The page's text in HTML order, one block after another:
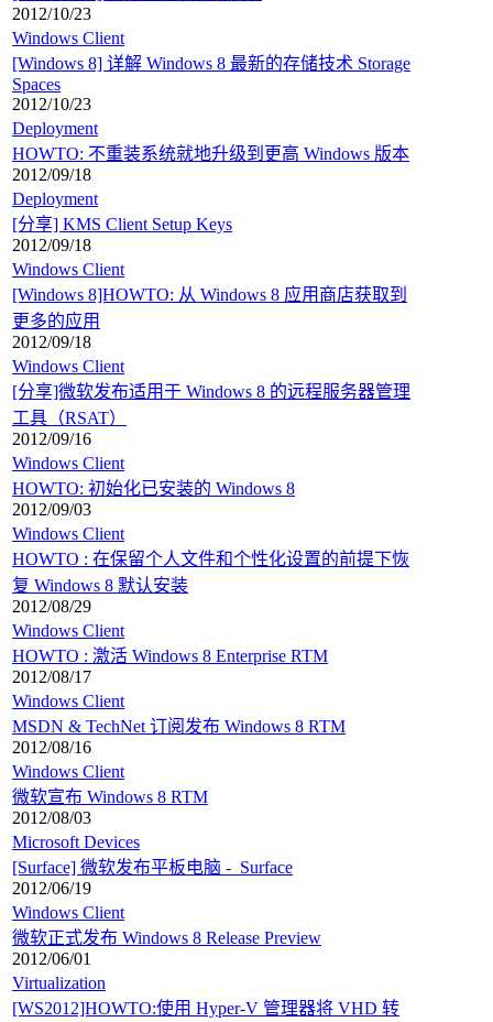
2012/10/23
Windows Client
[Windows 8] 详解 Windows 8 最新的存储技术 Storage
Spaces
2012/10/23
Deployment
HOWTO: 不重装系统就地升级到更高 Windows 版本
2012/09/18
Deployment
[分享] KMS Client Setup Keys
2012/09/18
Windows Client
[Windows 8]HOWTO: 从 Windows 8 应用商店获取到
更多的应用
2012/09/18
Windows Client
[分享]微软发布适用于 Windows 8 的远程服务器管理
工具（RSAT）
2012/09/16
Windows Client
HOWTO: 初始化已安装的 Windows 8
2012/09/03
Windows Client
HOWTO : 在保留个人文件和个性化设置的前提下恢
复 Windows 8 默认安装
2012/08/29
Windows Client
HOWTO : 激活 Windows 8 Enterprise RTM
2012/08/17
Windows Client
MSDN & TechNet 订阅发布 Windows 8 RTM
2012/08/16
Windows Client
微软宣布 Windows 8 RTM
2012/08/03
Microsoft Devices
[Surface] 微软发布平板电脑 - Surface
2012/06/19
Windows Client
微软正式发布 Windows 8 Release Preview
2012/06/01
Virtualization
[WS2012]HOWTO:使用 Hyper-V 管理器将 VHD 转